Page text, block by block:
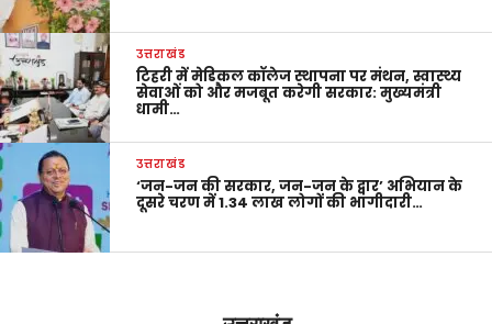
उत्तराखंड
टिहरी में मेडिकल कॉलेज स्थापना पर मंथन, स्वास्थ्य
सेवाओं को और मजबूत करेगी सरकार: मुख्यमंत्री
धामी…
उत्तराखंड
‘जन-जन की सरकार, जन-जन के द्वार’ अभियान के
दूसरे चरण में 1.34 लाख लोगों की भागीदारी…